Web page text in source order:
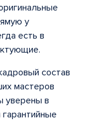
у
есть в
состав
мастеров
уверены в